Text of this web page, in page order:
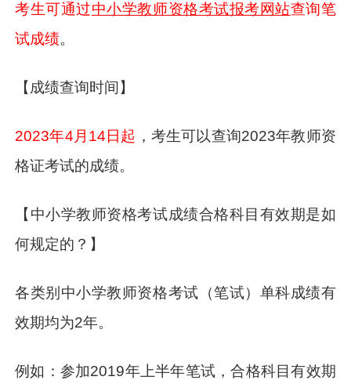
考生可通过中小学教师资格考试报考网站查询笔
试成绩。
【成绩查询时间】
2023年4月14日起 ，考生可以查询2023年教师资
格证考试的成绩。
【中小学教师资格考试成绩合格科目有效期是如
何规定的？】
各类别中小学教师资格考试（笔试）单科成绩有
效期均为2年。
例如：参加2019年上半年笔试，合格科目有效期